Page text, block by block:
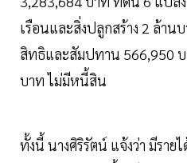
เรือนและสิ่งปลูกสร้าง 2 ล้า
สิทธิและสัมปทาน 566,950
บาท ไม่มีหนี้สิน
ทั้งนี้ นางศิริรัตน์ แจ้งว่า มีราย